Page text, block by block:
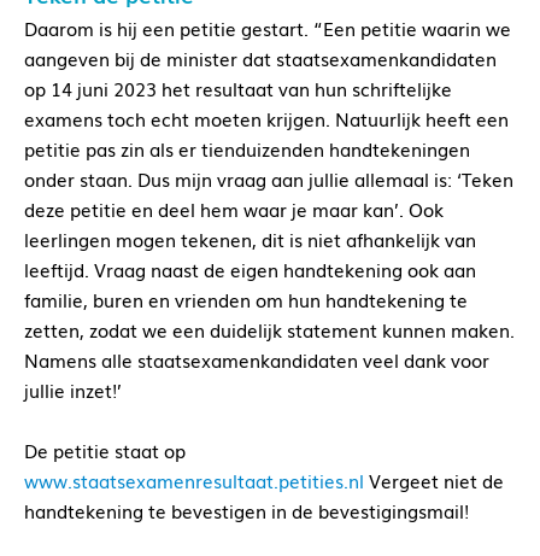
Daarom is hij een petitie gestart. “Een petitie waarin we
aangeven bij de minister dat staatsexamenkandidaten
op 14 juni 2023 het resultaat van hun schriftelijke
examens toch echt moeten krijgen. Natuurlijk heeft een
petitie pas zin als er tienduizenden handtekeningen
onder staan. Dus mijn vraag aan jullie allemaal is: ‘Teken
deze petitie en deel hem waar je maar kan’. Ook
leerlingen mogen tekenen, dit is niet afhankelijk van
leeftijd. Vraag naast de eigen handtekening ook aan
familie, buren en vrienden om hun handtekening te
zetten, zodat we een duidelijk statement kunnen maken.
Namens alle staatsexamenkandidaten veel dank voor
jullie inzet!’
De petitie staat op
www.staatsexamenresultaat.petities.nl Vergeet niet de
handtekening te bevestigen in de bevestigingsmail!